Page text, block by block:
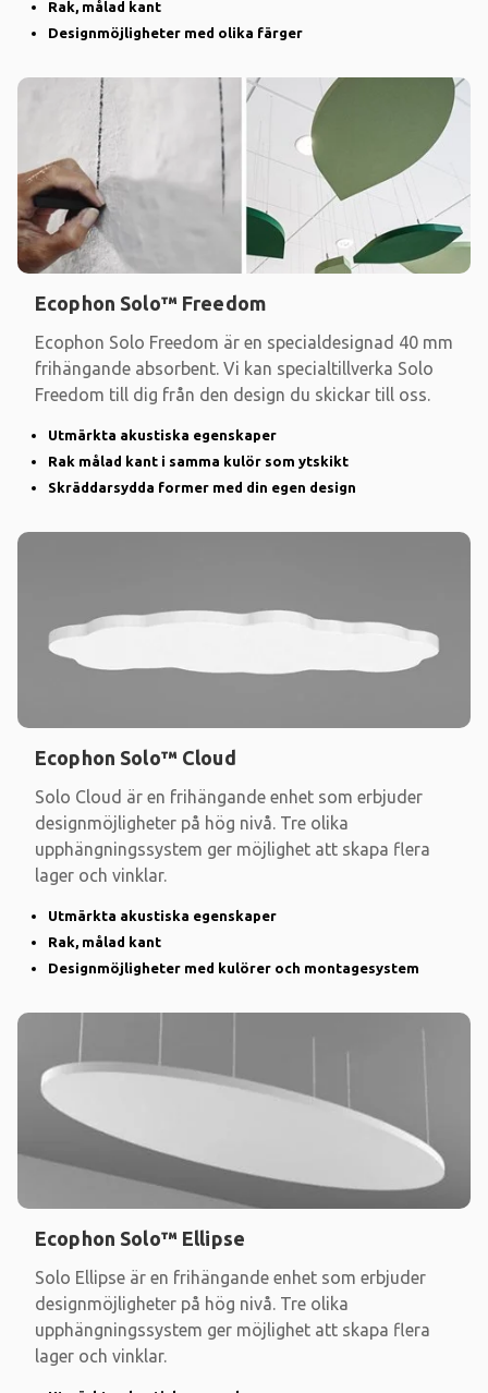
Rak, målad kant
Designmöjligheter med olika färger
Ecophon Solo™ Freedom
Ecophon Solo Freedom är en specialdesignad 40 mm
frihängande absorbent. Vi kan specialtillverka Solo
Freedom till dig från den design du skickar till oss.
Utmärkta akustiska egenskaper
Rak målad kant i samma kulör som ytskikt
Skräddarsydda former med din egen design
Ecophon Solo™ Cloud
Solo Cloud är en frihängande enhet som erbjuder
designmöjligheter på hög nivå. Tre olika
upphängningssystem ger möjlighet att skapa flera
lager och vinklar.
Utmärkta akustiska egenskaper
Rak, målad kant
Designmöjligheter med kulörer och montagesystem
Ecophon Solo™ Ellipse
Solo Ellipse är en frihängande enhet som erbjuder
designmöjligheter på hög nivå. Tre olika
upphängningssystem ger möjlighet att skapa flera
lager och vinklar.